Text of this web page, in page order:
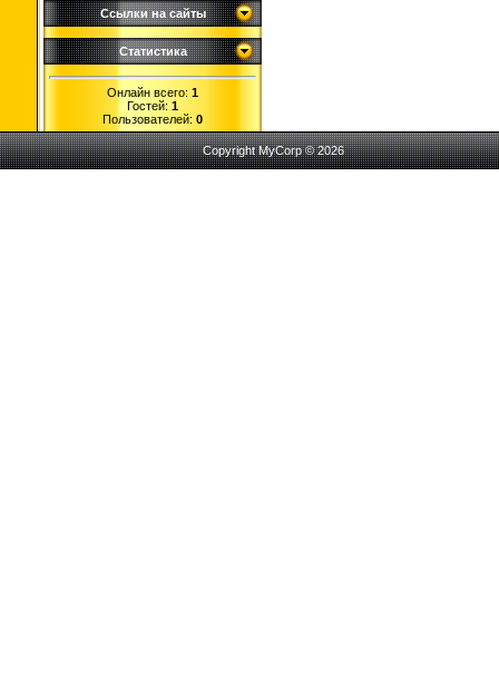
Ссылки на сайты
Статистика
Онлайн всего: 1
Гостей: 1
Пользователей: 0
Copyright MyCorp © 2026